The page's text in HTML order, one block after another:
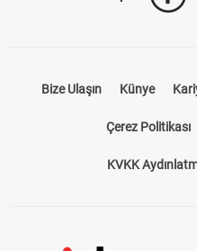
Bize Ulaşın Künye
Çerez Politikası
KVKK